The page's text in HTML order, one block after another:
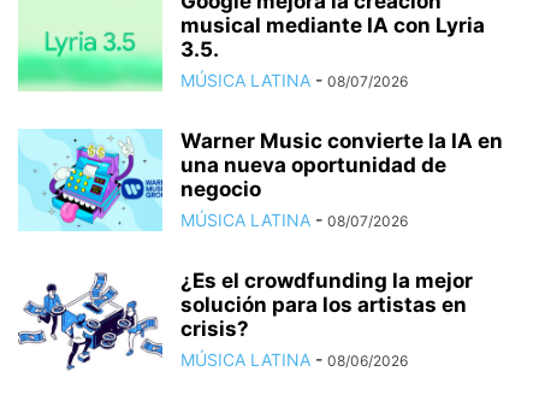
musical mediante IA con Lyria
3.5.
MÚSICA LATINA - 08/07/2026
Warner Music convierte la IA en
una nueva oportunidad de
negocio
MÚSICA LATINA - 08/07/2026
¿Es el crowdfunding la mejor
solución para los artistas en
crisis?
MÚSICA LATINA - 08/06/2026